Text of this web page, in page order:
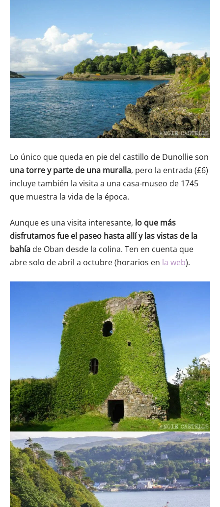
Lo único que queda en pie del castillo de Dunollie son
una torre y parte de una muralla, pero la entrada (£6)
incluye también la visita a una casa-museo de 1745
que muestra la vida de la época.
Aunque es una visita interesante, lo que más
disfrutamos fue el paseo hasta allí y las vistas de la
bahía de Oban desde la colina. Ten en cuenta que
abre solo de abril a octubre (horarios en la web).